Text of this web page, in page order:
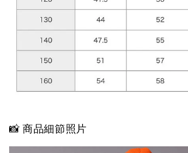
📸 商品細節照片